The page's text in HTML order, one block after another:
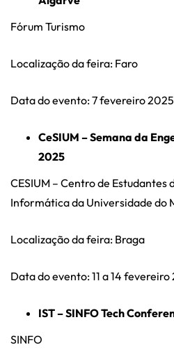
Fórum Turismo
Localização da feira: Faro
Data do evento: 7 fevereiro 2025
CeSIUM – Semana da
2025
CESIUM – Centro de Estudantes
Informática da Universidade do
Localização da feira: Braga
Data do evento: 11 a 14 fevereiro
IST – SINFO Tech
SINFO